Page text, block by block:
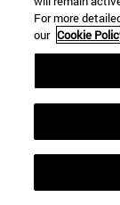
For more
our Cookie